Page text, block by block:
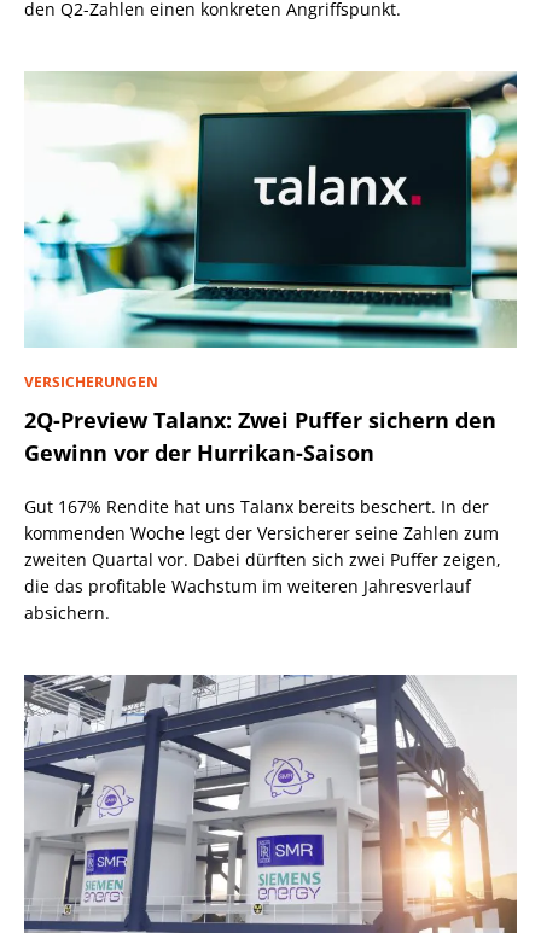
den Q2-Zahlen einen konkreten Angriffspunkt.
VERSICHERUNGEN
2Q-Preview Talanx: Zwei Puffer sichern den
Gewinn vor der Hurrikan-Saison
Gut 167% Rendite hat uns Talanx bereits beschert. In der
kommenden Woche legt der Versicherer seine Zahlen zum
zweiten Quartal vor. Dabei dürften sich zwei Puffer zeigen,
die das profitable Wachstum im weiteren Jahresverlauf
absichern.